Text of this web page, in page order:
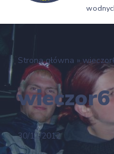
Strona główna »
wieczor6
30/12/2012